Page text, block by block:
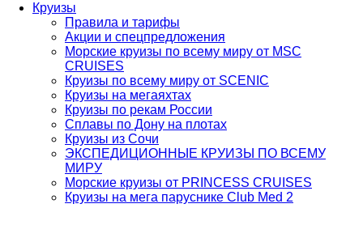
Круизы
Правила и тарифы
Акции и спецпредложения
Морские круизы по всему миру от MSC
CRUISES
Круизы по всему миру от SCENIC
Круизы на мегаяхтах
Круизы по рекам России
Сплавы по Дону на плотах
Круизы из Сочи
ЭКСПЕДИЦИОННЫЕ КРУИЗЫ ПО ВСЕМУ
МИРУ
Морские круизы от PRINCESS CRUISES
Круизы на мега паруснике Club Med 2